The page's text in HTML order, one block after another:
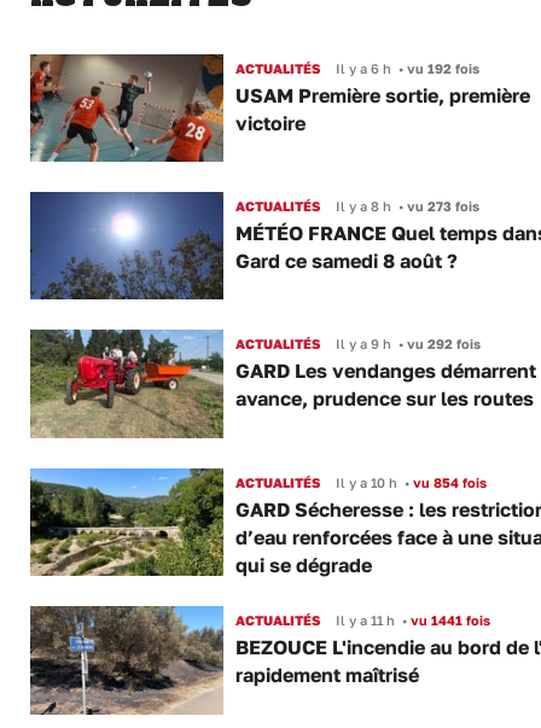
ACTUALITÉS Il y a 6 h •vu 192 fois
USAM Première sortie, première
victoire
ACTUALITÉS Il y a 8 h •vu 273 fois
MÉTÉO FRANCE Quel temps
Gard ce samedi 8 août ?
ACTUALITÉS Il y a 9 h •vu 292 fois
GARD Les vendanges démarrent
avance, prudence sur les routes
ACTUALITÉS Il y a 10 h •vu 854 fois
GARD Sécheresse : les
d’eau renforcées face à une
qui se dégrade
ACTUALITÉS Il y a 11 h •vu 1441 fois
BEZOUCE L'incendie au bord de
rapidement maîtrisé